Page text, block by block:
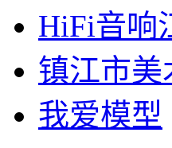
HiFi音响
镇江市美
我爱模型